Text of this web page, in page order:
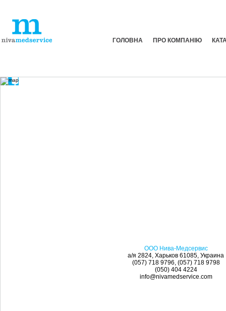
ГОЛОВНА ПРО КОМПАНІЮ
ООО Нива-Медсервис
а/я 2824, Харьков 61085, Украина
(057) 718 9796, (057) 718 9798
(050) 404 4224
info@nivamedservice.com